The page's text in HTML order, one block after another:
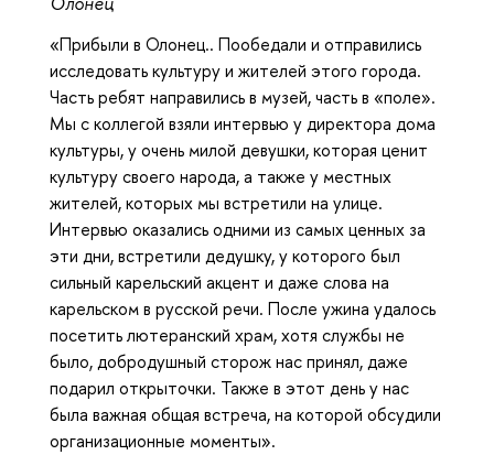
«Прибыли в Олонец.. Пообедали и отправились
исследовать культуру и жителей этого города.
Часть ребят направились в музей, часть в «поле».
Мы с коллегой взяли интервью у директора дома
культуры, у очень милой девушки, которая ценит
культуру своего народа, а также у местных
жителей, которых мы встретили на улице.
Интервью оказались одними из самых ценных за
эти дни, встретили дедушку, у которого был
сильный карельский акцент и даже слова на
карельском в русской речи. После ужина удалось
посетить лютеранский храм, хотя службы не
было, добродушный сторож нас принял, даже
подарил открыточки. Также в этот день у нас
была важная общая встреча, на которой обсудили
организационные моменты».